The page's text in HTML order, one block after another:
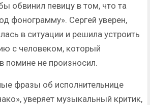
обвинил певицу в том, что та
фонограмму». Сергей уверен,
в ситуации и решила устроить
с человеком, который
помине не произносил.
фразы об исполнительнице
уверяет музыкальный критик,